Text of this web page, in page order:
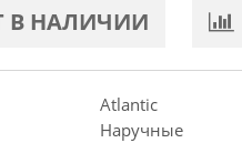
В НАЛИЧИИ
Atlantic
Наручные